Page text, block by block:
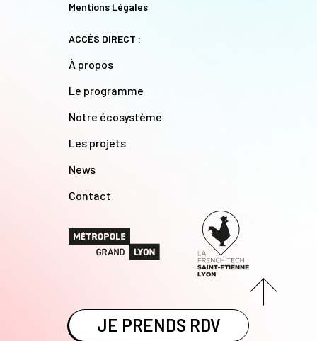
Mentions Légales
ACCÈS DIRECT :
À propos
Le programme
Notre écosystème
Les projets
News
Contact
JE PRENDS RDV